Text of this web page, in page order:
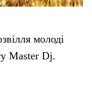
молоді
Master Dj.